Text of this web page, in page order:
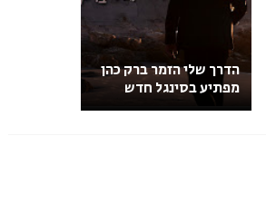
הדרך שלי הזמר ברק כהן
מפתיע בסינגל חדש